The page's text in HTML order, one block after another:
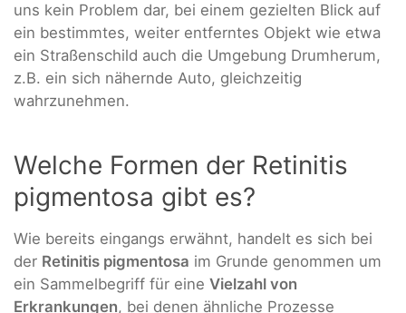
uns kein Problem dar, bei einem gezielten Blick auf
ein bestimmtes, weiter entferntes Objekt wie etwa
ein Straßenschild auch die Umgebung Drumherum,
z.B. ein sich nähernde Auto, gleichzeitig
wahrzunehmen.
Welche Formen der Retinitis
pigmentosa gibt es?
Wie bereits eingangs erwähnt, handelt es sich bei
der Retinitis pigmentosa im Grunde genommen um
ein Sammelbegriff für eine Vielzahl von
Erkrankungen, bei denen ähnliche Prozesse